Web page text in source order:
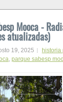
Mooca -
atualizadas)
19, 2025 historia
parque sabesp